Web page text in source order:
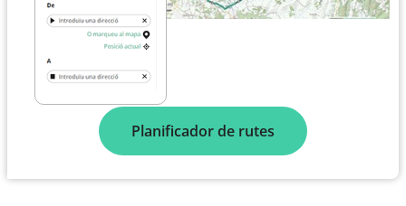
Planificador de rutes